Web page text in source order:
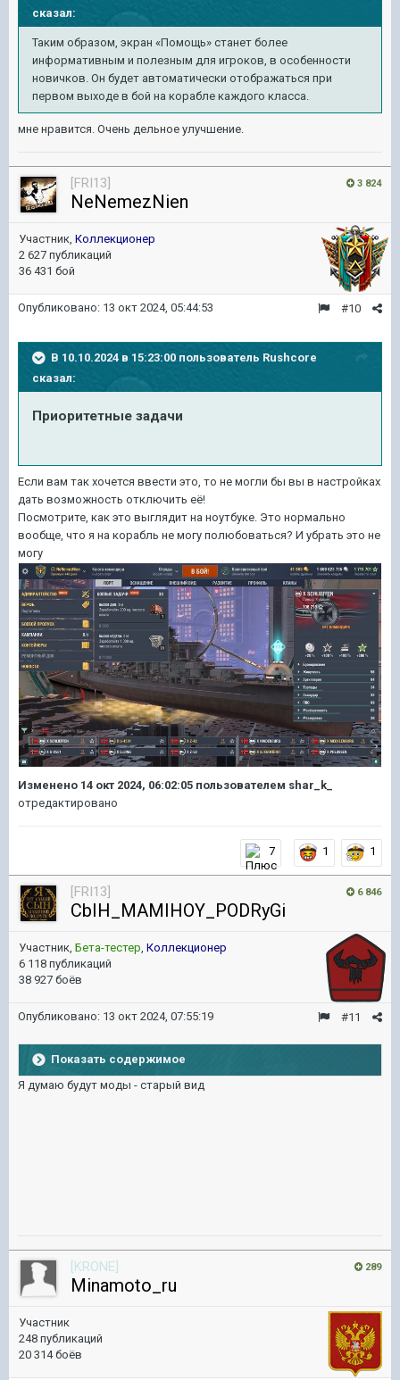
сказал:
Таким образом, экран «Помощь» станет более
информативным и полезным для игроков, в особенности
новичков. Он будет автоматически отображаться при
первом выходе в бой на корабле каждого класса.
мне нравится. Очень дельное улучшение.
3 824
[FRI13]
NeNemezNien
Участник, Коллекционер
2 627 публикаций
36 431 бой
#10
Опубликовано: 13 окт 2024, 05:44:53
В 10.10.2024 в 15:23:00 пользователь Rushcore
сказал:
Приоритетные задачи
Если вам так хочется ввести это, то не могли бы вы в настройках
дать возможность отключить её!
Посмотрите, как это выглядит на ноутбуке. Это нормально
вообще, что я на корабль не могу полюбоваться? И убрать это не
могу
Изменено 14 окт 2024, 06:02:05 пользователем shar_k_
отредактировано
7 1 1
6 846
[FRI13]
CbIH_MAMIHOY_PODRyGi
Участник, Бета-тестер, Коллекционер
6 118 публикаций
38 927 боёв
#11
Опубликовано: 13 окт 2024, 07:55:19
Показать содержимое
Я думаю будут моды - старый вид
289
[KRONE]
Minamoto_ru
Участник
248 публикаций
20 314 боёв